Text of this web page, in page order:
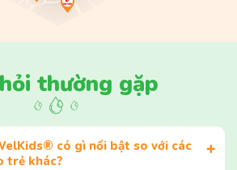
thường gặp
có gì nổi bật so với các
trẻ khác?